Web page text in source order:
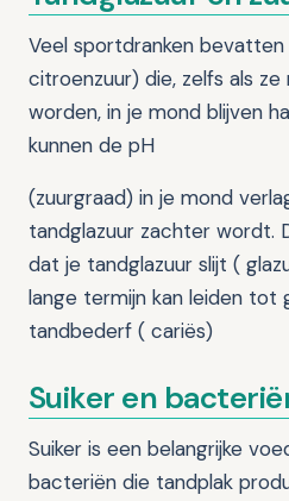
Veel sportdranken bevatten
citroenzuur) die, zelfs als
worden, in je mond blijven
kunnen de pH
(zuurgraad) in je mond
tandglazuur zachter wordt.
dat je tandglazuur slijt (
lange termijn kan leiden tot
tandbederf ( cariës)
Suiker en
Suiker is een belangrijke
bacteriën die tandplak